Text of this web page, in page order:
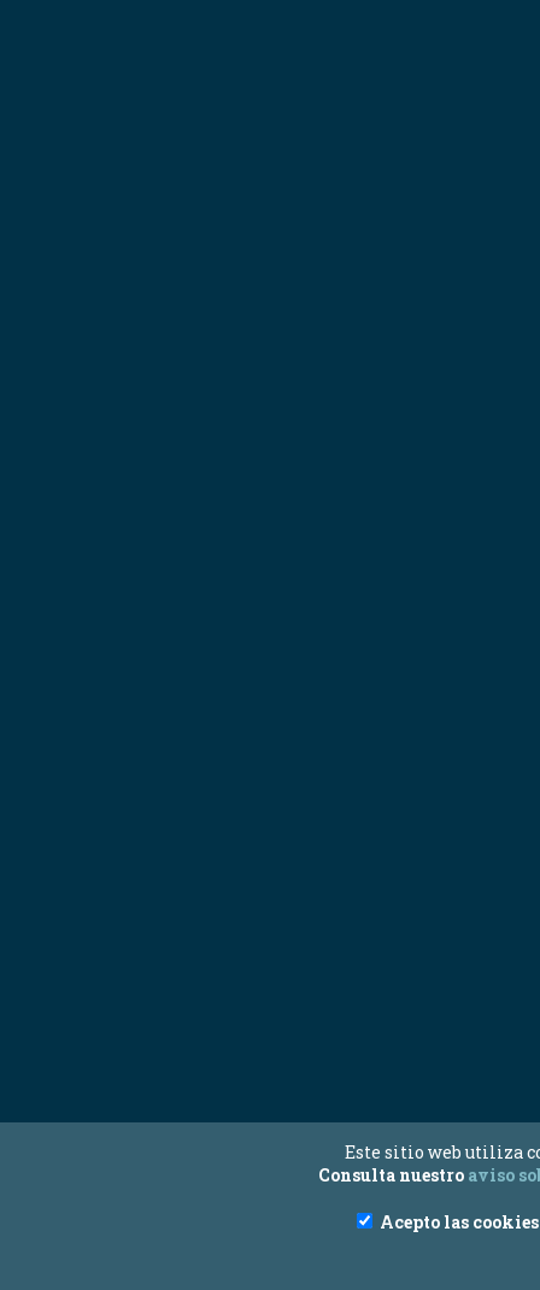
Este sitio web utiliza
Consulta nuestro aviso
Acepto las